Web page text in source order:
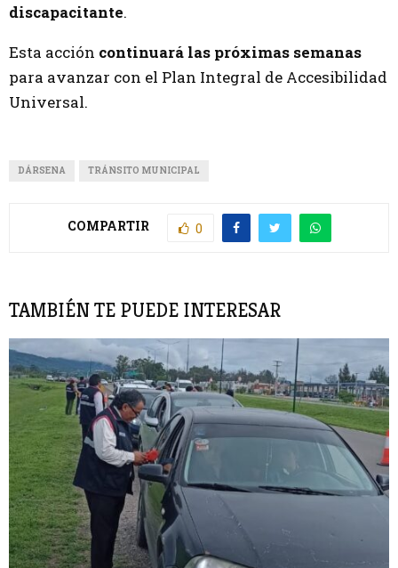
discapacitante.
Esta acción continuará las próximas semanas
para avanzar con el Plan Integral de Accesibilidad
Universal.
DÁRSENA TRÁNSITO MUNICIPAL
COMPARTIR 0
TAMBIÉN TE PUEDE INTERESAR